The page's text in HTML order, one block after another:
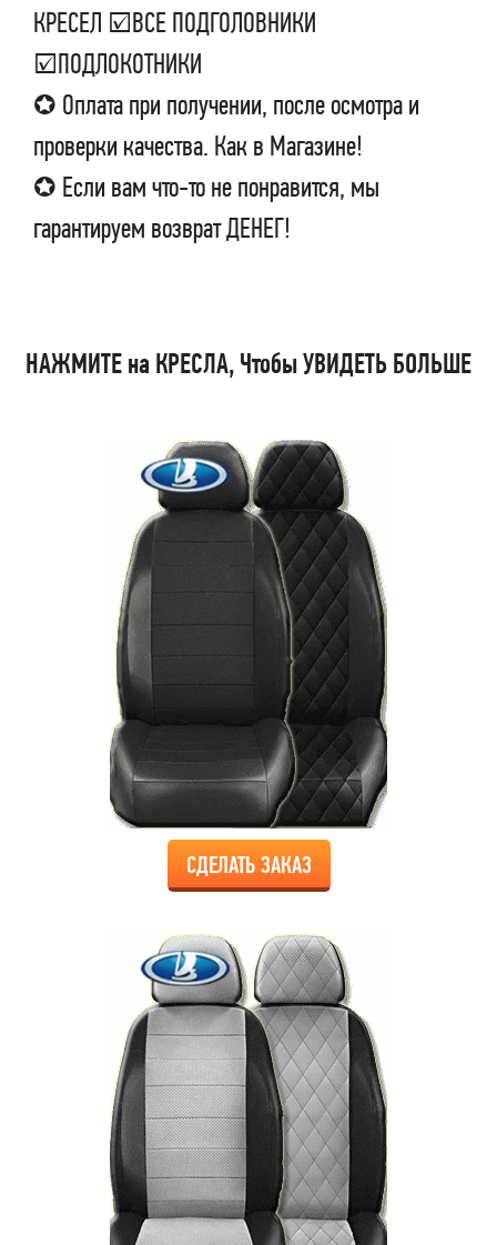
КРЕСЕЛ ☑ВСЕ ПОДГОЛОВНИКИ
☑ПОДЛОКОТНИКИ
✪ Оплата при получении, после осмотра и
проверки качества. Как в Магазине!
✪ Если вам что-то не понравится, мы
гарантируем возврат ДЕНЕГ!
НАЖМИТЕ на КРЕСЛА, Чтобы УВИДЕТЬ БОЛЬШЕ
СДЕЛАТЬ ЗАКАЗ